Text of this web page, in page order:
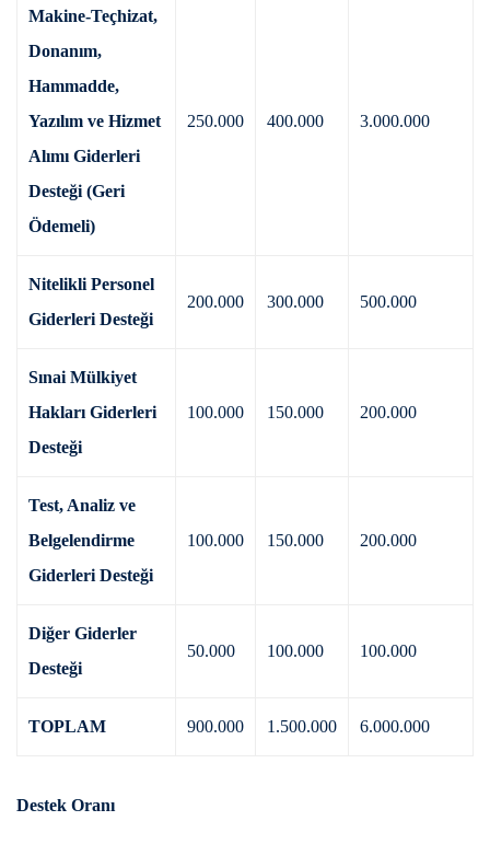
Makine-Teçhizat,
Donanım,
Hammadde,
Yazılım ve Hizmet
Alımı Giderleri
Desteği (Geri
Ödemeli)
250.000 400.000 3.000.000
Nitelikli Personel
Giderleri Desteği
200.000 300.000 500.000
Sınai Mülkiyet
Hakları Giderleri
Desteği
100.000 150.000 200.000
Test, Analiz ve
Belgelendirme
Giderleri Desteği
100.000 150.000 200.000
Diğer Giderler
Desteği
50.000 100.000 100.000
TOPLAM 900.000 1.500.000 6.000.000
Destek Oranı